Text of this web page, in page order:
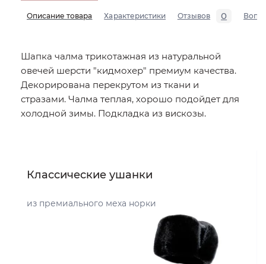
Описание товара Характеристики Отзывов 0
Шапка чалма трикотажная из натуральной
овечей шерсти "кидмохер" премиум качества.
Декорирована перекрутом из ткани и
стразами. Чалма теплая, хорошо подойдет для
холодной зимы. Подкладка из вискозы.
Классические ушанки
из премиального меха норки